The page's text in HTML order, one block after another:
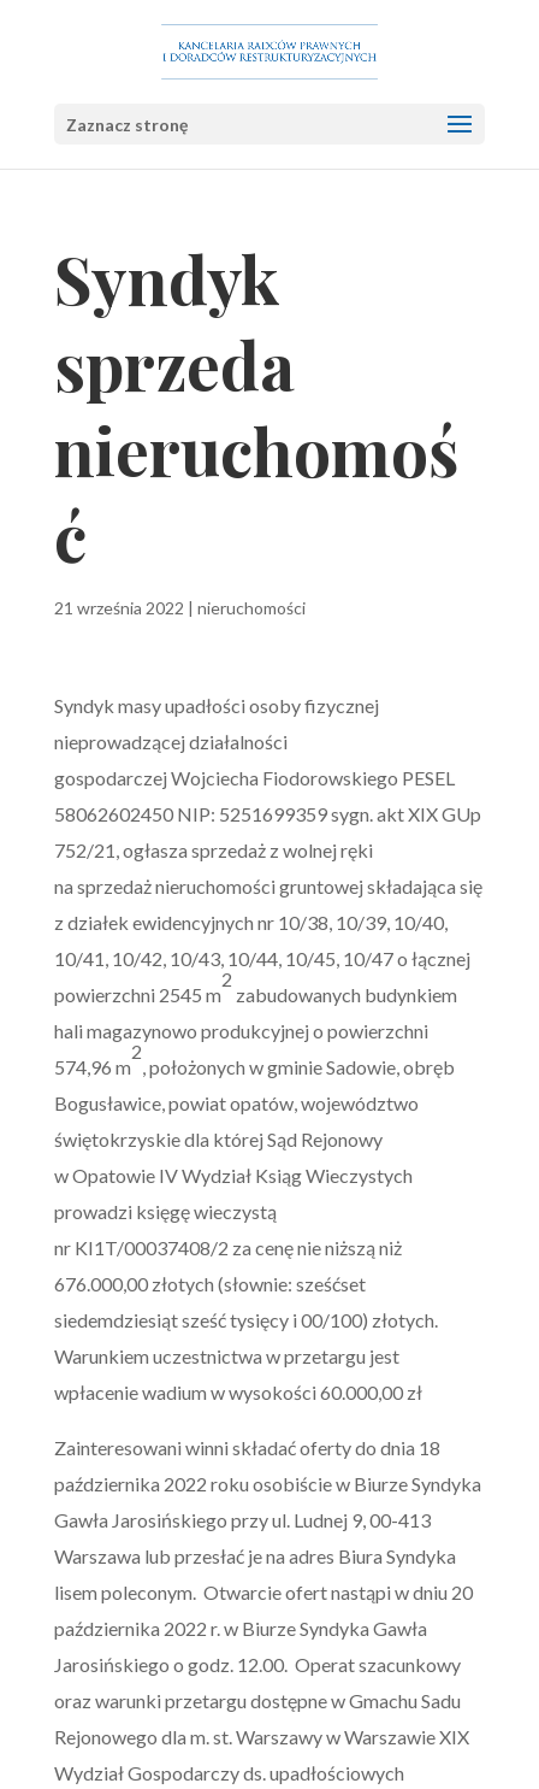
Zaznacz stronę
Syndyk
sprzeda
nieruchomoś
ć
21 września 2022 | nieruchomości
Syndyk masy upadłości osoby fizycznej
nieprowadzącej działalności
gospodarczej Wojciecha Fiodorowskiego PESEL
58062602450 NIP: 5251699359 sygn. akt XIX GUp
752/21, ogłasza sprzedaż z wolnej ręki
na sprzedaż nieruchomości gruntowej składająca się
z działek ewidencyjnych nr 10/38, 10/39, 10/40,
10/41, 10/42, 10/43, 10/44, 10/45, 10/47 o łącznej
powierzchni 2545 m
2
zabudowanych budynkiem
hali magazynowo produkcyjnej o powierzchni
574,96 m
2
, położonych w gminie Sadowie, obręb
Bogusławice, powiat opatów, województwo
świętokrzyskie dla której Sąd Rejonowy
w Opatowie IV Wydział Ksiąg Wieczystych
prowadzi księgę wieczystą
nr KI1T/00037408/2 za cenę nie niższą niż
676.000,00 złotych (słownie: sześćset
siedemdziesiąt sześć tysięcy i 00/100) złotych.
Warunkiem uczestnictwa w przetargu jest
wpłacenie wadium w wysokości 60.000,00 zł
Zainteresowani winni składać oferty do dnia 18
października 2022 roku osobiście w Biurze Syndyka
Gawła Jarosińskiego przy ul. Ludnej 9, 00-413
Warszawa lub przesłać je na adres Biura Syndyka
lisem poleconym. Otwarcie ofert nastąpi w dniu 20
października 2022 r. w Biurze Syndyka Gawła
Jarosińskiego o godz. 12.00. Operat szacunkowy
oraz warunki przetargu dostępne w Gmachu Sadu
Rejonowego dla m. st. Warszawy w Warszawie XIX
Wydział Gospodarczy ds. upadłościowych